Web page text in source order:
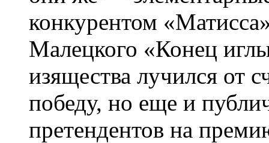
конкурентом
Малецкого «Конец
изящества лучился от
победу, но еще и
претендентов на